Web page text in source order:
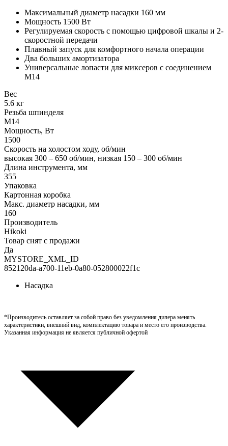
Максимальный диаметр насадки 160 мм
Мощность 1500 Вт
Регулируемая скорость с помощью цифровой шкалы и 2-
скоростной передачи
Плавный запуск для комфортного начала операции
Два больших амортизатора
Универсальные лопасти для миксеров с соединением
M14
Вес
5.6 кг
Резьба шпинделя
M14
Мощность, Вт
1500
Скорость на холостом ходу, об/мин
высокая 300 – 650 об/мин, низкая 150 – 300 об/мин
Длина инструмента, мм
355
Упаковка
Картонная коробка
Макс. диаметр насадки, мм
160
Производитель
Hikoki
Товар снят с продажи
Да
MYSTORE_XML_ID
852120da-a700-11eb-0a80-052800022f1c
Насадка
*Производитель оставляет за собой право без уведомления дилера менять
характеристики, внешний вид, комплектацию товара и место его производства.
Указанная информация не является публичной офертой